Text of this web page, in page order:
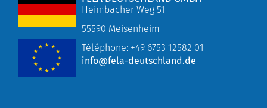
Heimbacher Weg 51
55590 Meisenheim
Téléphone: +49 6753 12582 01
info@fela-deutschland.de